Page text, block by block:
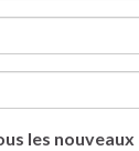
les nouveaux